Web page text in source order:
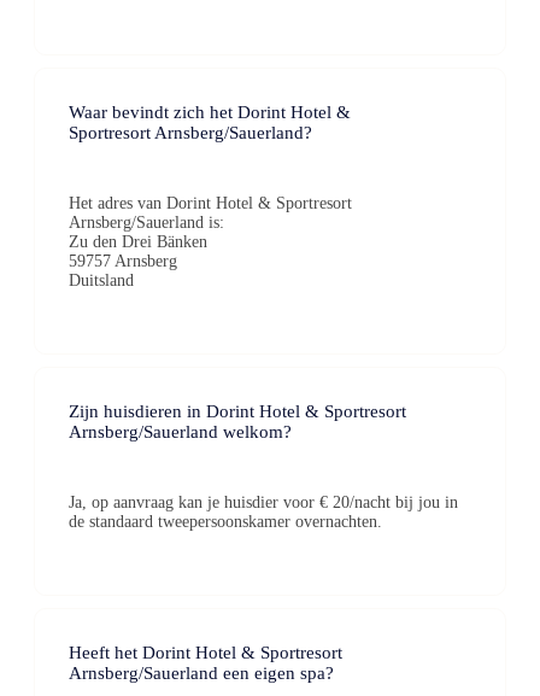
Waar bevindt zich het Dorint Hotel &
Sportresort Arnsberg/Sauerland?
Het adres van Dorint Hotel & Sportresort
Arnsberg/Sauerland is:
Zu den Drei Bänken
59757 Arnsberg
Duitsland
Zijn huisdieren in Dorint Hotel & Sportresort
Arnsberg/Sauerland welkom?
Ja, op aanvraag kan je huisdier voor € 20/nacht bij jou in
de standaard tweepersoonskamer overnachten.
Heeft het Dorint Hotel & Sportresort
Arnsberg/Sauerland een eigen spa?